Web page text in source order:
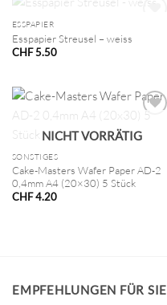
NICHT VORRÄTIG
ESSPAPIER
Esspapier Streusel – weiss
CHF5.50
NICHT VORRÄTIG
SONSTIGES
Cake-Masters Wafer Paper AD-2
0,4mm A4 (20×30) 5 Stück
CHF4.20
EMPFEHLUNGEN FÜR SIE